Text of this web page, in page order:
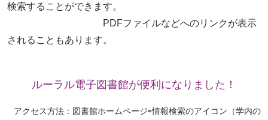
検索することができます。
PDFファイルなどへのリンクが表示
されることもあります。
ルーラル電子図書館が便利になりました！
アクセス方法：図書館ホームページ⇨情報検索のアイコン（学内の